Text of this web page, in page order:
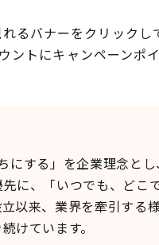
るバナーをクリックし
トにキャンペーンポイ
する」を企業理念と
に、「いつでも、どこ
以来、業界を牽引する
けています。